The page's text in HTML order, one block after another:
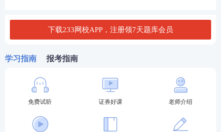
下载233网校APP，注册领7天题库会员
学习指南 报考指南
免费试听 证券好课 老师介绍